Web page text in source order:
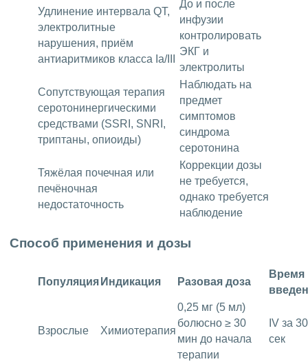
Удлинение интервала QT,
электролитные
нарушения, приём
антиаритмиков класса Ia/III
До и после
инфузии
контролировать
ЭКГ и
электролиты
Сопутствующая терапия
серотонинергическими
средствами (SSRI, SNRI,
триптаны, опиоиды)
Наблюдать на
предмет
симптомов
синдрома
серотонина
Тяжёлая почечная или
печёночная
недостаточность
Коррекции дозы
не требуется,
однако требуется
наблюдение
Способ применения и дозы
Популяция Индикация Разовая доза
Время
Взрослые Химиотерапия
0,25 мг (5 мл)
болюсно ≥ 30
мин до начала
терапии
IV за 30
сек